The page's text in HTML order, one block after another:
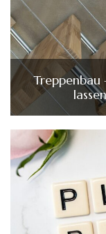
Treppenbau